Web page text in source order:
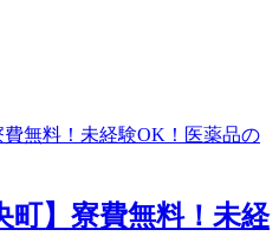
町】寮費無料！未経